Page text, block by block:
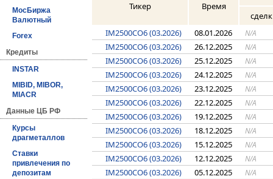
МосБиржа
Валютный
Forex
Кредиты
INSTAR
MIBID, MIBOR,
MIACR
Данные ЦБ РФ
Курсы
драгметаллов
Ставки
привлечения по
депозитам
Тикер
Время
IM2500CO6 (03.2026)
08.01.2026 N/A
IM2500CO6 (03.2026) 26.12.2025 N/A
IM2500CO6 (03.2026) 25.12.2025 N/A
IM2500CO6 (03.2026) 24.12.2025 N/A
IM2500CO6 (03.2026) 23.12.2025 N/A
IM2500CO6 (03.2026) 22.12.2025 N/A
IM2500CO6 (03.2026) 19.12.2025 N/A
IM2500CO6 (03.2026) 18.12.2025 N/A
IM2500CO6 (03.2026) 15.12.2025 N/A
IM2500CO6 (03.2026) 12.12.2025 N/A
IM2500CO6 (03.2026) 05.12.2025 N/A